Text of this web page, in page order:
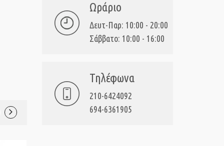
Ωράριο
Δευτ-Παρ: 10:00 - 20:00
Σάββατο: 10:00 - 16:00
Τηλέφωνα
210-6424092
694-6361905